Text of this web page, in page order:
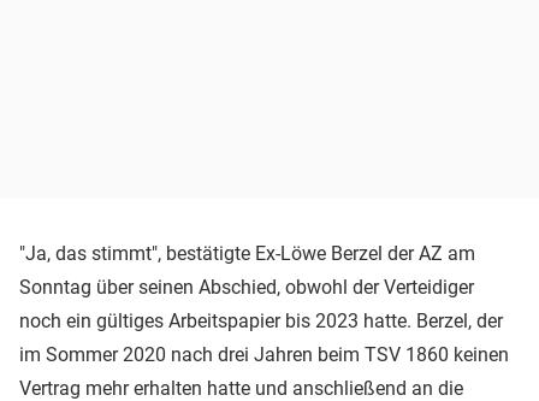
"Ja, das stimmt", bestätigte Ex-Löwe Berzel der AZ am
Sonntag über seinen Abschied, obwohl der Verteidiger
noch ein gültiges Arbeitspapier bis 2023 hatte. Berzel, der
im Sommer 2020 nach drei Jahren beim TSV 1860 keinen
Vertrag mehr erhalten hatte und anschließend an die